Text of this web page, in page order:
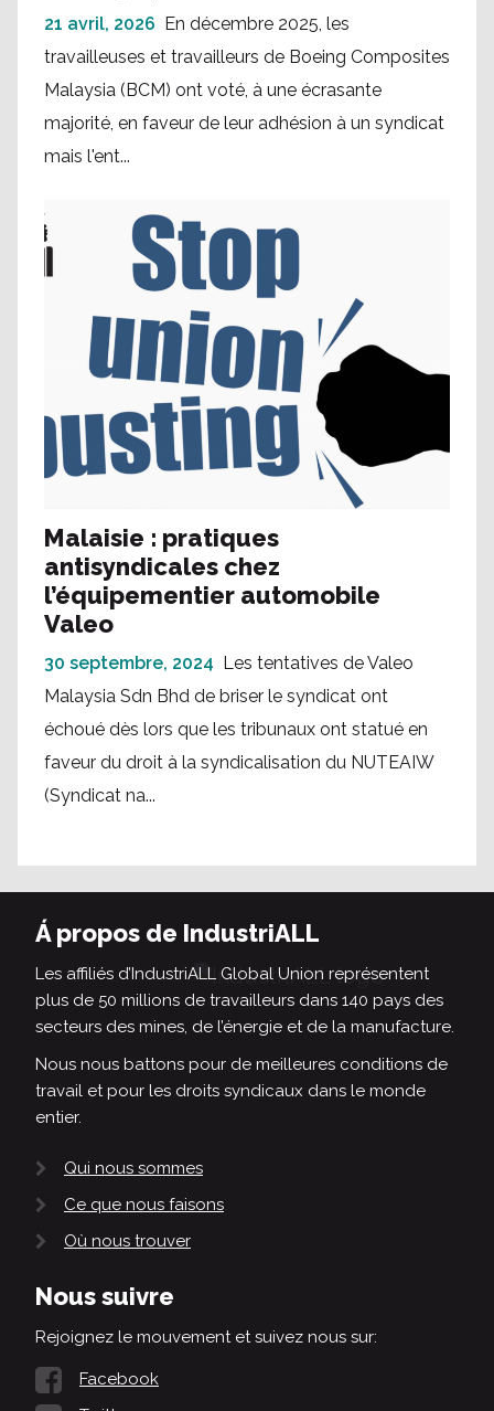
21 avril, 2026 En décembre 2025, les
travailleuses et travailleurs de Boeing Composites
Malaysia (BCM) ont voté, à une écrasante
majorité, en faveur de leur adhésion à un syndicat
mais l'ent...
Malaisie : pratiques
antisyndicales chez
l’équipementier automobile
Valeo
30 septembre, 2024 Les tentatives de Valeo
Malaysia Sdn Bhd de briser le syndicat ont
échoué dès lors que les tribunaux ont statué en
faveur du droit à la syndicalisation du NUTEAIW
(Syndicat na...
Á propos de IndustriALL
Les affiliés d’IndustriALL Global Union représentent
plus de 50 millions de travailleurs dans 140 pays des
secteurs des mines, de l’énergie et de la manufacture.
Nous nous battons pour de meilleures conditions de
travail et pour les droits syndicaux dans le monde
entier.
Qui nous sommes
Ce que nous faisons
Où nous trouver
Nous suivre
Rejoignez le mouvement et suivez nous sur:
Facebook